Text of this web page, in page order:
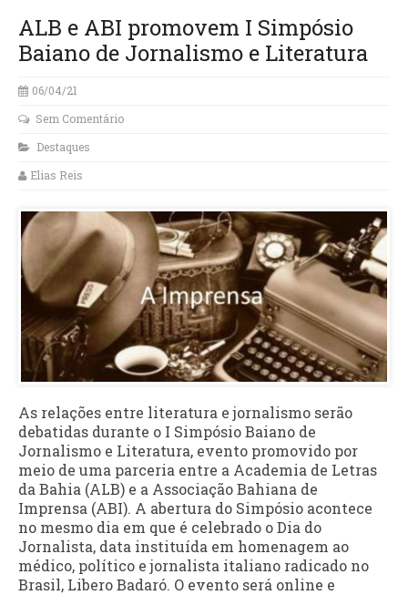
ALB e ABI promovem I Simpósio
Baiano de Jornalismo e Literatura
06/04/21
Sem Comentário
Destaques
Elias Reis
As relações entre literatura e jornalismo serão
debatidas durante o I Simpósio Baiano de
Jornalismo e Literatura, evento promovido por
meio de uma parceria entre a Academia de Letras
da Bahia (ALB) e a Associação Bahiana de
Imprensa (ABI). A abertura do Simpósio acontece
no mesmo dia em que é celebrado o Dia do
Jornalista, data instituída em homenagem ao
médico, político e jornalista italiano radicado no
Brasil, Libero Badaró. O evento será online e